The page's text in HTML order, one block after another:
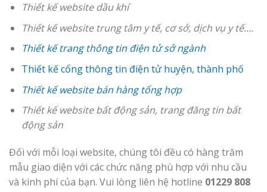
Thiết kế website dầu khí
Thiết kế website trung tâm y tế, cơ sở, dịch vụ y tế….
Thiết kế trang thông tin điện tử sở ngành
Thiết kế cổng thông tin điện tử huyện, thành phố
Thiết kế website bán hàng tổng hợp
Thiết kế website bất động sản, trang đăng tin bất
động sản
Đối với mỗi loại website, chúng tôi đều có hàng trăm
mẫu giao diện với các chức năng phù hợp với nhu cầu
và kinh phí của bạn. Vui lòng liên hệ hotline 01229 808